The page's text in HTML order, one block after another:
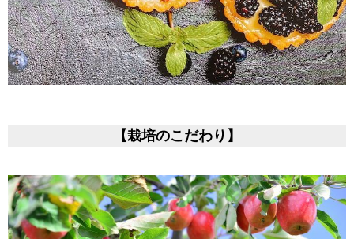
【栽培のこだわり】